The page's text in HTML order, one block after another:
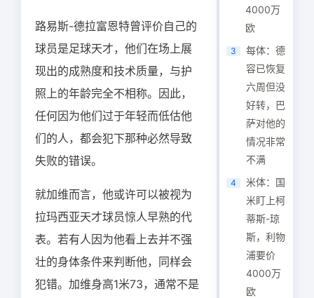
路易斯-德拉富恩特曾评价自己的
球员是足球天才，他们在场上展
现出的成熟度和技术质量，与护
照上的年龄完全不相称。因此，
任何因为他们过于年轻而低估他
们的人，都会犯下那种必然导致
失败的错误。
就加维而言，他或许可以被视为
拉玛西亚天才球员惊人早熟的代
表。若有人因为他看上去并不强
壮的身体条件来判断他，同样会
犯错。加维身高1米73，通常不是
4000万
欧
3
每体：德
容已恢复
六周但没
好转，巴
萨对他的
情况非常
不满
4
米体：国
米盯上柯
蒂斯-琼
斯，利物
浦要价
4000万
欧